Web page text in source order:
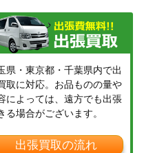
県・東京都・千葉県内で出
取に対応。お品ものの量や
によっては、遠方でも出張
る場合がございます。
出張買取の流れ